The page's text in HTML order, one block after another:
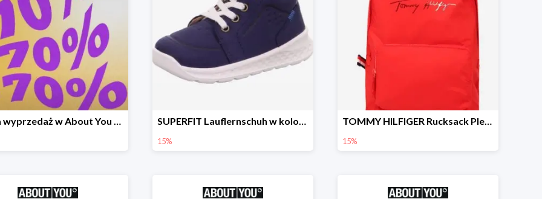
Letnia wyprzedaż w About You do -70% SUPERFIT Lauflernschuh w kolorze Niebieski -15%
15%
TOMMY HILFIGER Rucksack Plecak -15%
15%